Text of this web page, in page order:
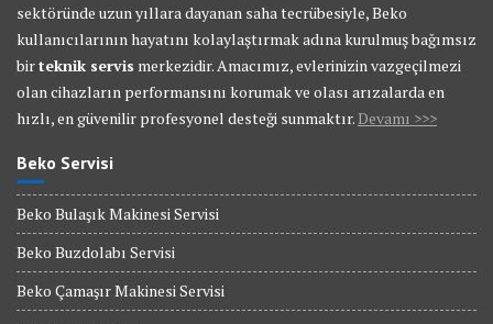
sektöründe uzun yıllara dayanan saha tecrübesiyle, Beko
kullanıcılarının hayatını kolaylaştırmak adına kurulmuş bağımsız
birteknik servis merkezidir. Amacımız, evlerinizin vazgeçilmezi
olan cihazların performansını korumak ve olası arızalarda en
hızlı, en güvenilir profesyonel desteği sunmaktır. Devamı >>>
Beko Servisi
Beko Bulaşık Makinesi Servisi
Beko Buzdolabı Servisi
Beko Çamaşır Makinesi Servisi